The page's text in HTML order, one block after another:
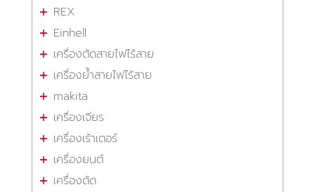
REX
Einhell
เครื่องตัดสายไฟไร้สาย
เครื่องย้ำสายไฟไร้สาย
makita
เครื่องเจียร
เครื่องเร้าเตอร์
เครื่องยนต์
เครื่องตัด